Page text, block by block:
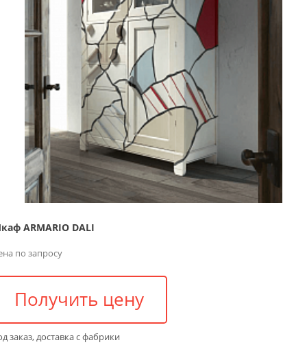
ARMARIO DALI
по запросу
Получить цену
заказ, доставка с фабрики